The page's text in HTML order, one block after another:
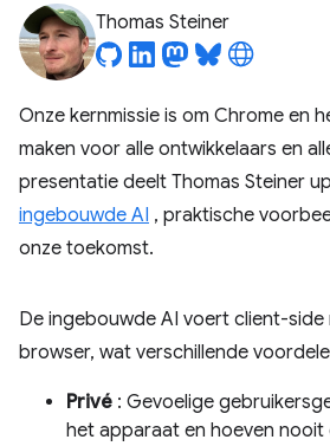
Thomas Steiner
Onze kernmissie is om Chrome en
maken voor alle ontwikkelaars en
presentatie deelt Thomas Steiner
ingebouwde AI , praktische
onze toekomst.
De ingebouwde AI voert client-side
browser, wat verschillende
Privé : Gevoelige
het apparaat en hoeven